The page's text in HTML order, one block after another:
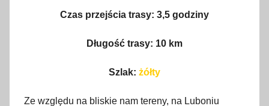
Czas przejścia trasy: 3,5 godziny
Długość trasy: 10 km
Szlak: żółty
Ze względu na bliskie nam tereny, na Luboniu